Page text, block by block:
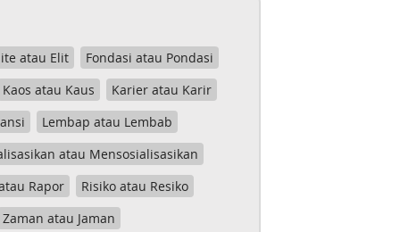
atau Elit
Fondasi atau Pondasi
Kaos atau Kaus
Karier atau Karir
Lembap atau Lembab
atau Mensosialisasikan
Rapor
Risiko atau Resiko
Zaman atau Jaman